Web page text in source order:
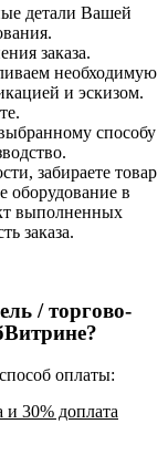
детали Вашей
заказа.
необходимую
и эскизом.
способу
забираете товар
оборудование в
выполненных
заказа.
/ торгово-
оплаты:
и 30% доплата